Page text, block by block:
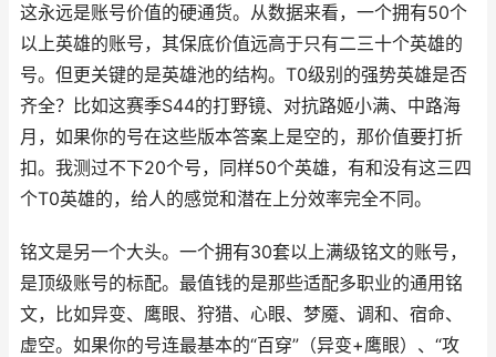
这永远是账号价值的硬通货。从数据来看，一个拥有50个
以上英雄的账号，其保底价值远高于只有二三十个英雄的
号。但更关键的是英雄池的结构。T0级别的强势英雄是否
齐全？比如这赛季S44的打野镜、对抗路姬小满、中路海
月，如果你的号在这些版本答案上是空的，那价值要打折
扣。我测过不下20个号，同样50个英雄，有和没有这三四
个T0英雄的，给人的感觉和潜在上分效率完全不同。
铭文是另一个大头。一个拥有30套以上满级铭文的账号，
是顶级账号的标配。最值钱的是那些适配多职业的通用铭
文，比如异变、鹰眼、狩猎、心眼、梦魇、调和、宿命、
虚空。如果你的号连最基本的“百穿”（异变+鹰眼）、“攻